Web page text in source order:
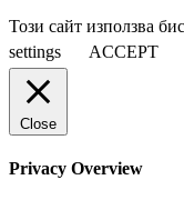
Този сайт използва
settings
ACCEPT
Close
Privacy Overview